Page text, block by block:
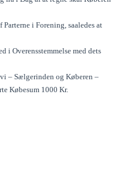
i Forening, saaledes at
i Overensstemmelse med dets
– Sælgerinden og Køberen –
Købesum 1000 Kr.